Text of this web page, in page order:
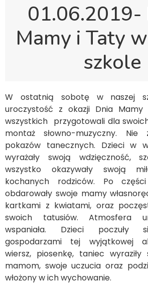
01.06.2019-
Mamy i Taty
szkole
W ostatnią sobotę w naszej
uroczystość z okazji Dnia Mamy
wszystkich przygotowali dla
montaż słowno-muzyczny. Nie
pokazów tanecznych. Dzieci w
wyrażały swoją wdzięczność,
wszystko okazywały swoją
kochanych rodziców. Po
obdarowały swoje mamy
kartkami z kwiatami, oraz
swoich tatusiów. Atmosfera
wspaniała. Dzieci poczuły
gospodarzami tej wyjątkowej
wiersz, piosenkę, taniec
mamom, swoje uczucia oraz
włożony w ich wychowanie.